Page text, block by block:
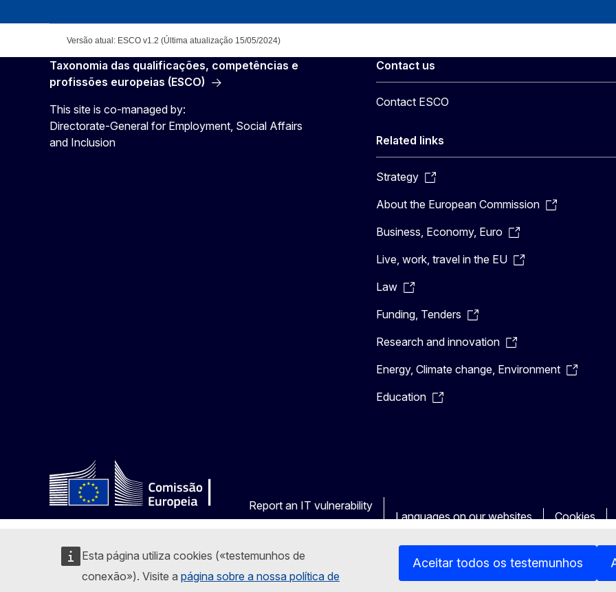
Esta página utiliza cookies («testemunhos de
conexão»). Visite a página sobre a nossa política de
Aceitar todos os testemunhos
Versão atual: ESCO v1.2 (Última atualização 15/05/2024)
Taxonomia das qualificações, competências e
profissões europeias (ESCO)
This site is co-managed by:
Directorate-General for Employment, Social Affairs
and Inclusion
Contact us
Contact ESCO
Related links
Strategy
About the European Commission
Business, Economy, Euro
Live, work, travel in the EU
Law
Funding, Tenders
Research and innovation
Energy, Climate change, Environment
Education
Report an IT vulnerability
Languages on our websites
Cookies